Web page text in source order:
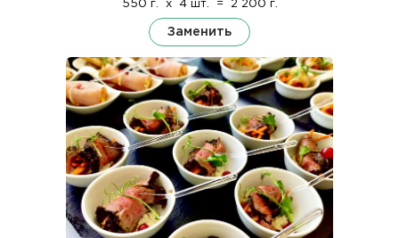
550 г. x 4 шт. = 2 200 г.
Заменить